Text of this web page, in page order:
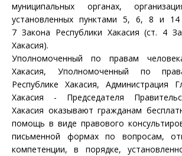
муниципальных органах,
установленных пунктами 5, 6, 8 и
7 Закона Республики Хакасия (ст. 4
Хакасия).
Уполномоченный по правам
Хакасия, Уполномоченный по
Республике Хакасия, Администрация
Хакасия - Председателя
Хакасия оказывают гражданам
помощь в виде правового
письменной формах по вопросам,
компетенции, в порядке,